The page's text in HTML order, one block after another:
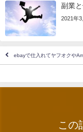
副業
2021年3
ebayで仕入れてヤフオクや
この